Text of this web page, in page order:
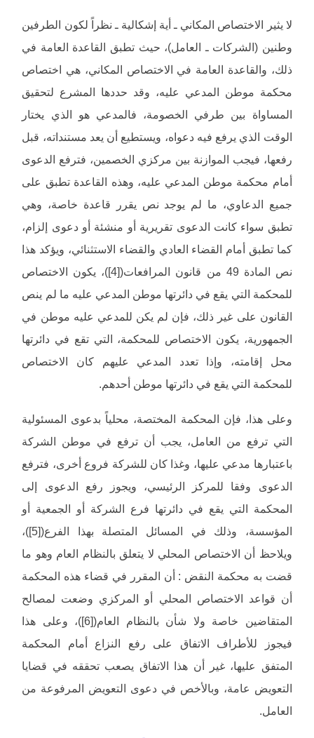
لا يثير الاختصاص المكاني ـ أية إشكالية ـ نظراً لكون الطرفين
وطنين (الشركات ـ العامل)، حيث تطبق القاعدة العامة في
ذلك، والقاعدة العامة في الاختصاص المكاني، هي اختصاص
محكمة موطن المدعي عليه، وقد حددها المشرع لتحقيق
المساواة بين طرفي الخصومة، فالمدعي هو الذي يختار
الوقت الذي يرفع فيه دعواه، ويستطيع أن يعد مستنداته، قبل
رفعها، فيجب الموازنة بين مركزي الخصمين، فترفع الدعوى
أمام محكمة موطن المدعي عليه، وهذه القاعدة تطبق على
جميع الدعاوي، ما لم يوجد نص يقرر قاعدة خاصة، وهي
تطبق سواء كانت الدعوى تقريرية أو منشئة أو دعوى إلزام،
كما تطبق أمام القضاء العادي والقضاء الاستثنائي، ويؤكد هذا
نص المادة 49 من قانون المرافعات([4])، يكون الاختصاص
للمحكمة التي يقع في دائرتها موطن المدعي عليه ما لم ينص
القانون على غير ذلك، فإن لم يكن للمدعي عليه موطن في
الجمهورية، يكون الاختصاص للمحكمة، التي تقع في دائرتها
محل إقامته، وإذا تعدد المدعي عليهم كان الاختصاص
للمحكمة التي يقع في دائرتها موطن أحدهم.
وعلى هذا، فإن المحكمة المختصة، محلياً بدعوى المسئولية
التي ترفع من العامل، يجب أن ترفع في موطن الشركة
باعتبارها مدعي عليها، وغذا كان للشركة فروع أخرى، فترفع
الدعوى وفقا للمركز الرئيسي، ويجوز رفع الدعوى إلى
المحكمة التي يقع في دائرتها فرع الشركة أو الجمعية أو
المؤسسة، وذلك في المسائل المتصلة بهذا الفرع([5])،
ويلاحظ أن الاختصاص المحلي لا يتعلق بالنظام العام وهو ما
قضت به محكمة النقض : أن المقرر في قضاء هذه المحكمة
أن قواعد الاختصاص المحلي أو المركزي وضعت لمصالح
المتقاضين خاصة ولا شأن بالنظام العام([6])، وعلى هذا
فيجوز للأطراف الاتفاق على رفع النزاع أمام المحكمة
المتفق عليها، غير أن هذا الاتفاق يصعب تحققه في قضايا
التعويض عامة، وبالأخص في دعوى التعويض المرفوعة من
العامل.